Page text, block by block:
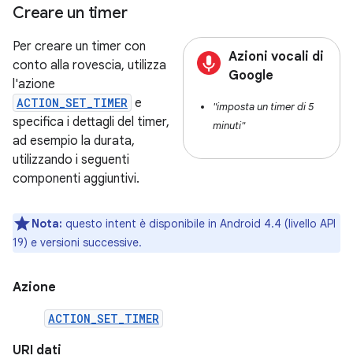
Creare un timer
Azioni vocali di
Google
"imposta un timer di 5
minuti"
Per creare un timer con
conto alla rovescia, utilizza
l'azione
ACTION_SET_TIMER e
specifica i dettagli del timer,
ad esempio la durata,
utilizzando i seguenti
componenti aggiuntivi.
Nota: questo intent è disponibile in Android 4.4 (livello API
19) e versioni successive.
Azione
ACTION_SET_TIMER
URI dati